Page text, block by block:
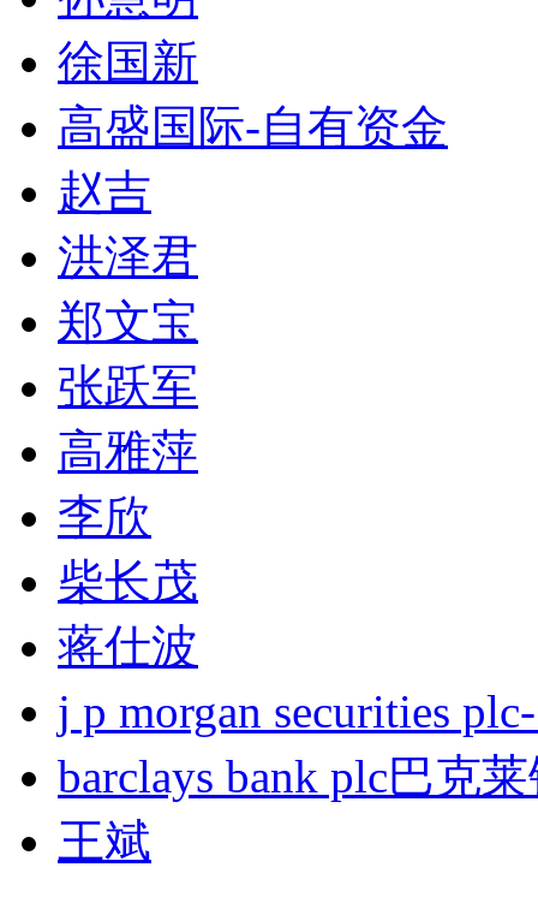
徐国新
高盛国际-自有资金
赵吉
洪泽君
郑文宝
张跃军
高雅萍
李欣
柴长茂
蒋仕波
j p morgan securities
barclays bank plc巴克
王斌